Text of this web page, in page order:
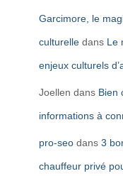
Garcimore, le
culturelle dans Le
enjeux culturels
Joellen dans Bien
informations à
pro-seo dans 3
chauffeur privé